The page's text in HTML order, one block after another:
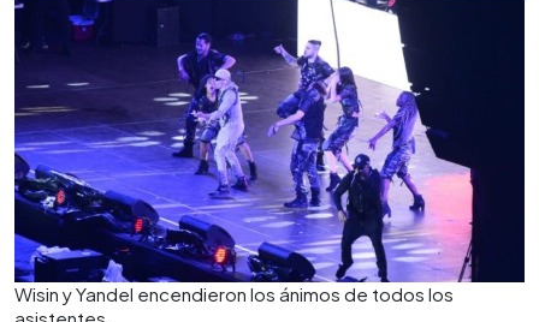
Wisin y Yandel encendieron los ánimos de todos los